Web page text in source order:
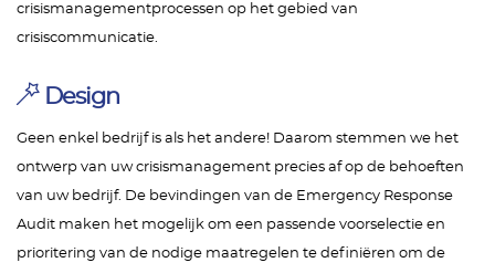
crisismanagementprocessen op het gebied van
crisiscommunicatie.
Design
Geen enkel bedrijf is als het andere! Daarom stemmen we het
ontwerp van uw crisismanagement precies af op de behoeften
van uw bedrijf. De bevindingen van de Emergency Response
Audit maken het mogelijk om een passende voorselectie en
prioritering van de nodige maatregelen te definiëren om de